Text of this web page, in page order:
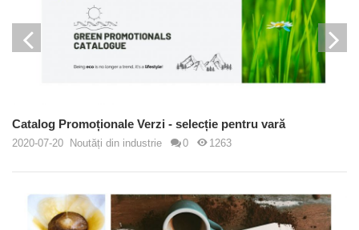
Catalog Promoționale Verzi - selecție pentru vară
2020-07-20 Noutăți din industrie 0 1263